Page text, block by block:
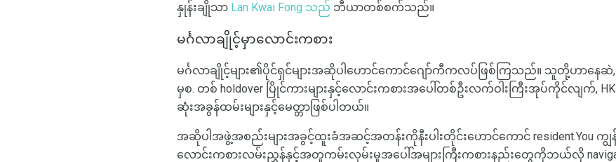
နှုန်းချိုသာ Lan Kwai Fong သည် ဘီယာတစ်စက်သည်။
မင်္ဂလာချိုင့်မှာလောင်းကစား
မင်္ဂလာချိုင့်များ၏ပိုင်ရှင်များအဆိုပါဟောင်ကောင်ဂျော်ကီကလပ်ဖြစ်ကြသည်။ သူတို့ဟာ
မှစ. တစ် holdover ပြိုင်ကားများနှင့်လောင်းကစားအပေါ်တစ်ဦးလက်ဝါးကြီးအုပ်ကိုင်လျက်,
ဆုံးအခွန်ထမ်းများနှင့်မေတ္တာဖြစ်ပါတယ်။
အဆိုပါအဖွဲ့အစည်းများအခွင့်ထူးခံအဆင့်အတန်းကိုနီးပါးတိုင်းဟောင်ကောင် resident.You
လောင်းကစားလမ်းညွှန်နှင့်အတူကမ်းလှမ်းမှုအပေါ်အများကြီးကစားနည်းတွေကိုဘယ်လို